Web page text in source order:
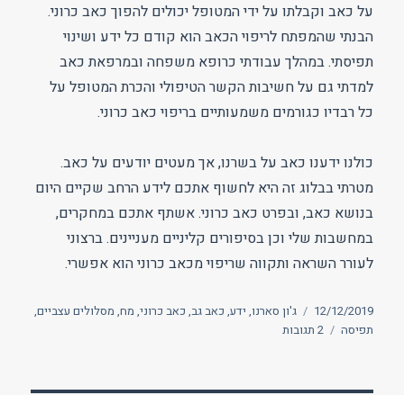
על כאב וקבלתו על ידי המטופל יכולים להפוך כאב כרוני.
הבנתי שהמפתח לריפוי הכאב הוא קודם כל ידע ושינוי
תפיסתי. במהלך עבודתי כרופא משפחה ובמרפאת כאב
למדתי גם על חשיבות הקשר הטיפולי והכרת המטופל על
כל רבדיו כגורמים משמעותיים בריפוי כאב כרוני.
כולנו ידענו כאב על בשרנו, אך מעטים יודעים על כאב.
מטרתי בבלוג זה היא לחשוף אתכם לידע הרחב שקיים היום
בנושא כאב, ובפרט כאב כרוני. אשתף אתכם במחקרים,
במחשבות שלי וכן בסיפורים קליניים מעניינים. ברצוני
לעורר השראה ותקווה שריפוי מכאב כרוני הוא אפשרי.
פורסם
בתאריך
12/12/2019 תגיות
ג'ון סארנו, ידע, כאב גב, כאב כרוני, מח, מסלולים עצביים,
תפיסה
2 תגובות
על
כאב